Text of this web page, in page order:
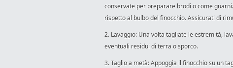
conservate per preparare brodi o come
rispetto al bulbo del finocchio. Assicurati di
2. Lavaggio: Una volta tagliate le estremità,
eventuali residui di terra o sporco.
3. Taglio a metà: Appoggia il finocchio su un